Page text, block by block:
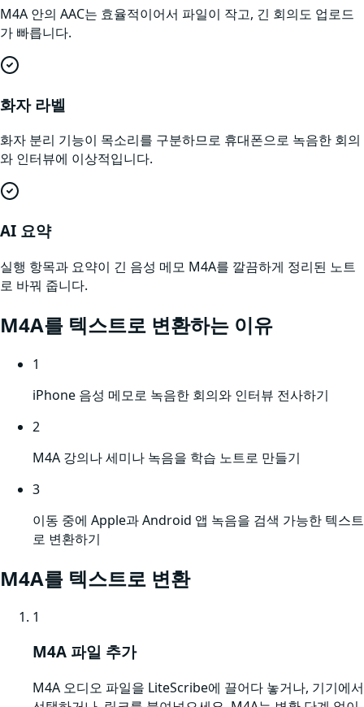
M4A 안의 AAC는 효율적이어서 파일이 작고, 긴 회의도 업로드
가 빠릅니다.
화자 라벨
화자 분리 기능이 목소리를 구분하므로 휴대폰으로 녹음한 회의
와 인터뷰에 이상적입니다.
AI 요약
실행 항목과 요약이 긴 음성 메모 M4A를 깔끔하게 정리된 노트
로 바꿔 줍니다.
M4A를 텍스트로 변환하는 이유
1
iPhone 음성 메모로 녹음한 회의와 인터뷰 전사하기
2
M4A 강의나 세미나 녹음을 학습 노트로 만들기
3
이동 중에 Apple과 Android 앱 녹음을 검색 가능한 텍스트
로 변환하기
M4A를 텍스트로 변환
1
M4A 파일 추가
M4A 오디오 파일을 LiteScribe에 끌어다 놓거나, 기기에서